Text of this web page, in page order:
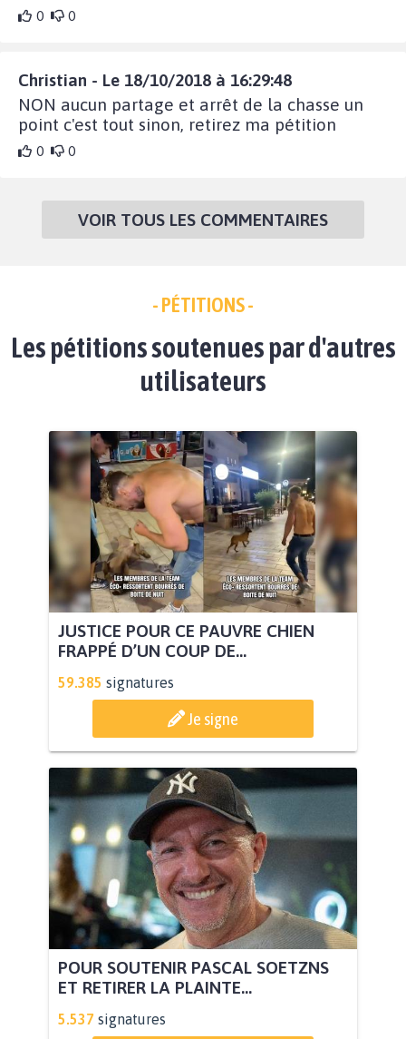
0 0
Christian - Le 18/10/2018 à 16:29:48
NON aucun partage et arrêt de la chasse un
point c'est tout sinon, retirez ma pétition
0 0
VOIR TOUS LES COMMENTAIRES
- PÉTITIONS -
Les pétitions soutenues par d'autres
utilisateurs
JUSTICE POUR CE PAUVRE CHIEN
FRAPPÉ D’UN COUP DE...
59.385 signatures
Je signe
POUR SOUTENIR PASCAL SOETZNS
ET RETIRER LA PLAINTE...
5.537 signatures